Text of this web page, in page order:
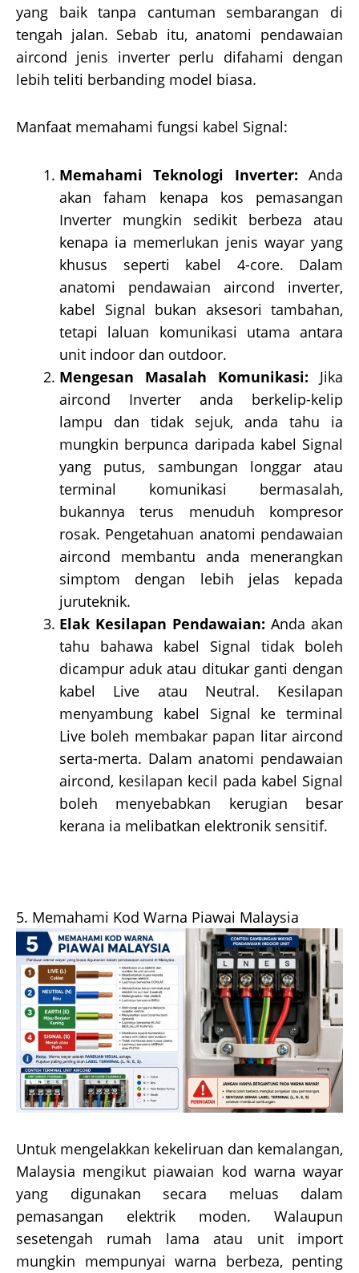
yang baik tanpa cantuman sembarangan di
tengah jalan. Sebab itu, anatomi pendawaian
aircond jenis inverter perlu difahami dengan
lebih teliti berbanding model biasa.
Manfaat memahami fungsi kabel Signal:
Memahami Teknologi Inverter: Anda
akan faham kenapa kos pemasangan
Inverter mungkin sedikit berbeza atau
kenapa ia memerlukan jenis wayar yang
khusus seperti kabel 4-core. Dalam
anatomi pendawaian aircond inverter,
kabel Signal bukan aksesori tambahan,
tetapi laluan komunikasi utama antara
unit indoor dan outdoor.
Mengesan Masalah Komunikasi: Jika
aircond Inverter anda berkelip-kelip
lampu dan tidak sejuk, anda tahu ia
mungkin berpunca daripada kabel Signal
yang putus, sambungan longgar atau
terminal komunikasi bermasalah,
bukannya terus menuduh kompresor
rosak. Pengetahuan anatomi pendawaian
aircond membantu anda menerangkan
simptom dengan lebih jelas kepada
juruteknik.
Elak Kesilapan Pendawaian: Anda akan
tahu bahawa kabel Signal tidak boleh
dicampur aduk atau ditukar ganti dengan
kabel Live atau Neutral. Kesilapan
menyambung kabel Signal ke terminal
Live boleh membakar papan litar aircond
serta-merta. Dalam anatomi pendawaian
aircond, kesilapan kecil pada kabel Signal
boleh menyebabkan kerugian besar
kerana ia melibatkan elektronik sensitif.
5. Memahami Kod Warna Piawai Malaysia
Untuk mengelakkan kekeliruan dan kemalangan,
Malaysia mengikut piawaian kod warna wayar
yang digunakan secara meluas dalam
pemasangan elektrik moden. Walaupun
sesetengah rumah lama atau unit import
mungkin mempunyai warna berbeza, penting